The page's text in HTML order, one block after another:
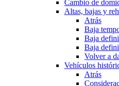
Cambio de
Altas, bajas y
Atrás
Baja
Baja
Baja
Volver a
Vehículos
Atrás